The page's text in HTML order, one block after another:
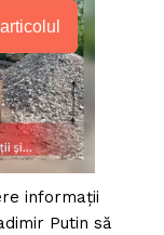
informații
Putin să